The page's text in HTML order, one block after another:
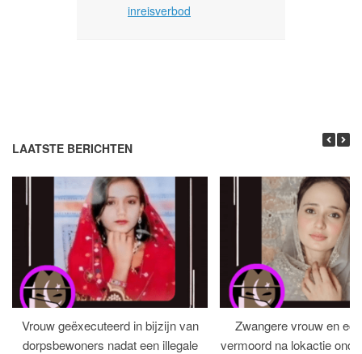
inreisverbod
LAATSTE BERICHTEN
Vrouw geëxecuteerd in bijzijn van
dorpsbewoners nadat een illegale
Zwangere vrouw en
vermoord na lokactie